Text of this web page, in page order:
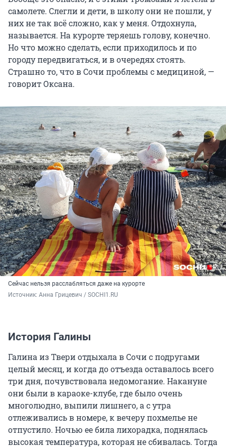
самолете. Слегли и дети, в школу они не пошли, у
них не так всё сложно, как у меня. Отдохнула,
называется. На курорте теряешь голову, конечно.
Но что можно сделать, если приходилось и по
городу передвигаться, и в очередях стоять.
Страшно то, что в Сочи проблемы с медициной, —
говорит Оксана.
Сейчас нельзя расслабляться даже на курорте
Источник: Анна Грицевич / SOCHI1.RU
История Галины
Галина из Твери отдыхала в Сочи с подругами
целый месяц, и когда до отъезда оставалось всего
три дня, почувствовала недомогание. Накануне
они были в караоке-клубе, где было очень
многолюдно, выпили лишнего, а с утра
отлеживались в номере, к вечеру похмелье не
отпустило. Ночью ее била лихорадка, поднялась
высокая температура, которая не сбивалась. Тогда